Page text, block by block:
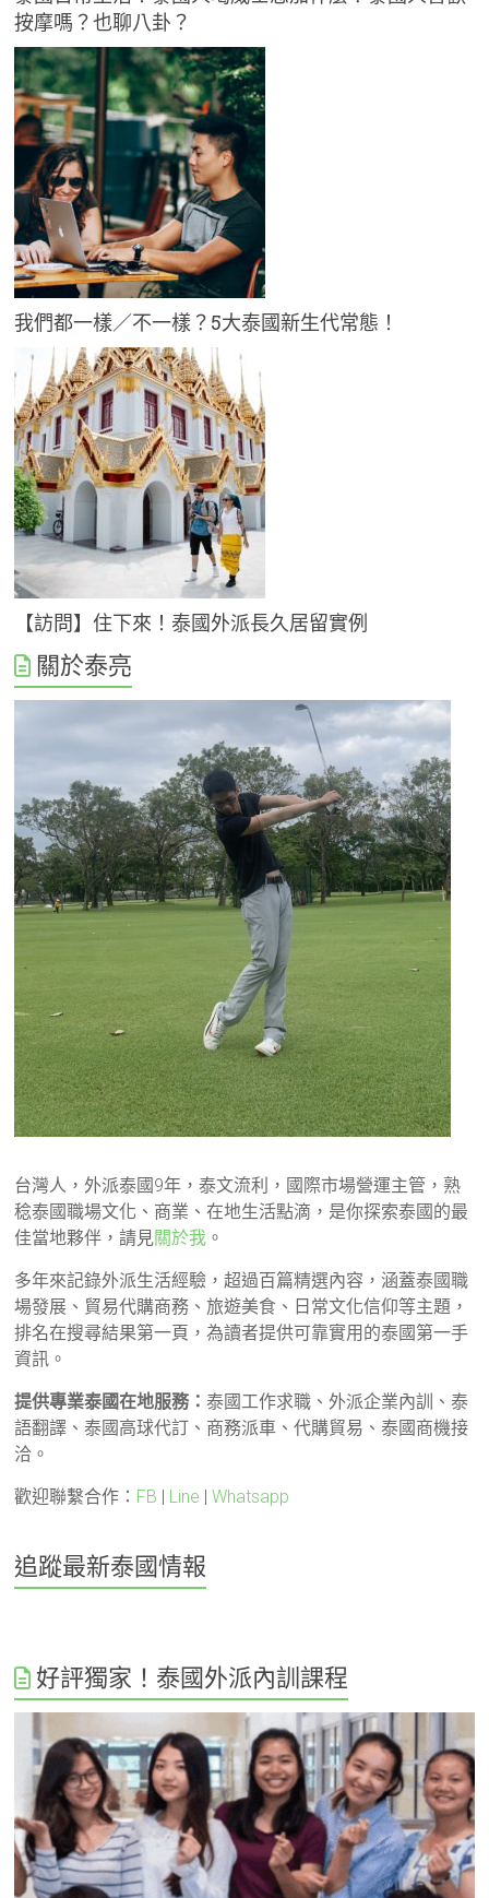
按摩嗎？也聊八卦？
我們都一樣／不一樣？5大泰國新生代常態！
【訪問】住下來！泰國外派長久居留實例
關於泰亮
台灣人，外派泰國9年，泰文流利，國際市場營運主管，熟
稔泰國職場文化、商業、在地生活點滴，是你探索泰國的最
佳當地夥伴，請見關於我 。
多年來記錄外派生活經驗，超過百篇精選內容，涵蓋泰國職
場發展、貿易代購商務、旅遊美食、日常文化信仰等主題，
排名在搜尋結果第一頁，為讀者提供可靠實用的泰國第一手
資訊。
提供專業泰國在地服務：泰國工作求職、外派企業內訓、泰
語翻譯、泰國高球代訂、商務派車、代購貿易、泰國商機接
洽。
歡迎聯繫合作： FB | Line |Whatsapp
追蹤最新泰國情報
好評獨家！泰國外派內訓課程